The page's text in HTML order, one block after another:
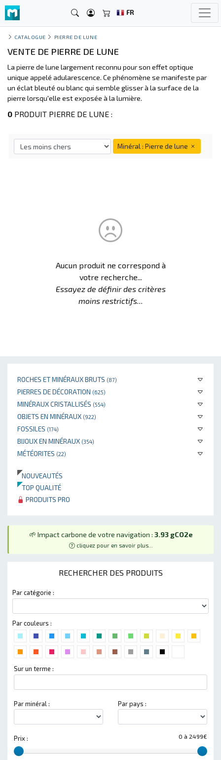
FR
ROCHES ET MINÉRAUX BRUTS (87)
PIERRES DE DÉCORATION (625)
MINÉRAUX CRISTALLISÉS (554)
OBJETS EN MINÉRAUX (922)
FOSSILES (174)
BIJOUX EN MINÉRAUX (354)
MÉTÉORITES (22)
NOUVEAUTÉS
TOP QUALITÉ
PRODUITS PRO
🌱 Impact carbone de votre navigation : 3.93 gCO2e
cliquez pour en savoir plus...
RECHERCHER DES PRODUITS
Par catégorie :
Par couleurs :
Sur un terme :
Par minéral : Par pays :
0 à 2499€
Prix :
CATALOGUE PIERRE DE LUNE
VENTE DE PIERRE DE LUNE
La pierre de lune largement reconnu pour son effet optique
unique appelé adularescence. Ce phénomène se manifeste par
un éclat bleuté ou blanc qui semble glisser à la surface de la
pierre lorsqu'elle est exposée à la lumière.
0 PRODUIT PIERRE DE LUNE :
Minéral : Pierre de lune
Aucun produit ne correspond à
votre recherche...
Essayez de définir des critères
moins restrictifs...